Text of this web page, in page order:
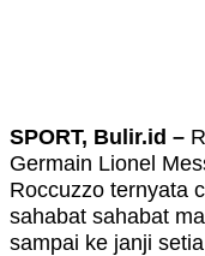
SPORT, Bulir.id –
Germain Lionel
Roccuzzo ternyata
sahabat sahabat
sampai ke janji